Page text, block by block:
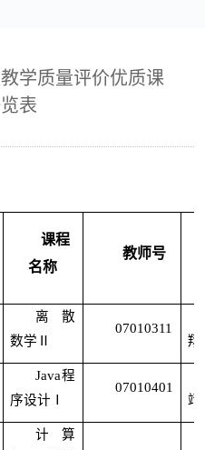
学质量评价优质课
表
课程
名称
教师号
离散
数学Ⅱ
07010311
翔
Java程
序设计Ⅰ
07010401
靖
计算